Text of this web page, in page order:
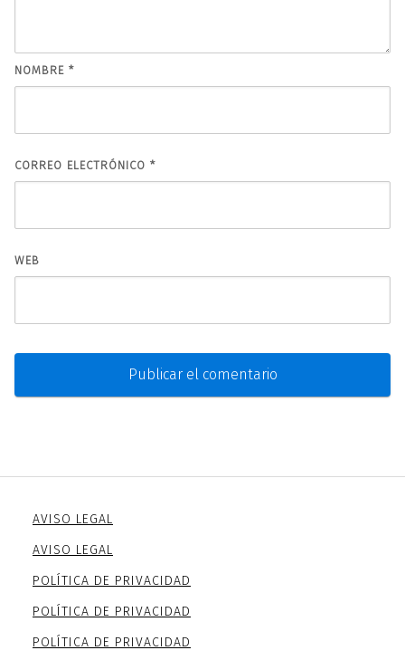
NOMBRE *
CORREO ELECTRÓNICO *
WEB
AVISO LEGAL
AVISO LEGAL
POLÍTICA DE PRIVACIDAD
POLÍTICA DE PRIVACIDAD
POLÍTICA DE PRIVACIDAD